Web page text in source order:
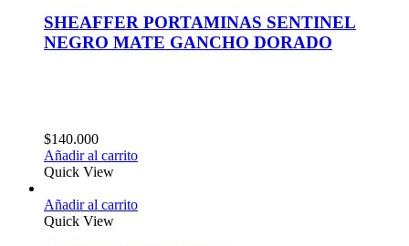
SHEAFFER PORTAMINAS SENTINEL
NEGRO MATE GANCHO DORADO
$140.000
Añadir al carrito
Quick View
Añadir al carrito
Quick View